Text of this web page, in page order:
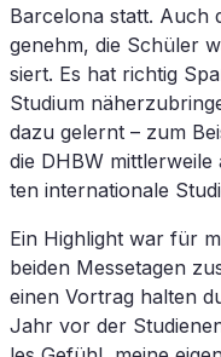
Bar­ce­lo­na statt.
ge­nehm, die Schü­ler
siert. Es hat rich­tig
Studium
dazu ge­lernt – zum
die DHBW
ten in­ter­na­tio­na­le
Ein High­light war für
bei­den Mes­se­ta­gen
ei­nen Vor­trag hal­ten
Jahr vor der